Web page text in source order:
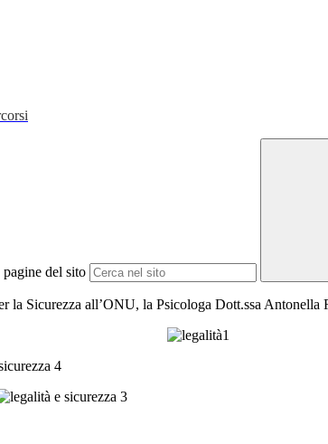
del sito
la Sicurezza all’ONU, la Psicologa Dott.ssa